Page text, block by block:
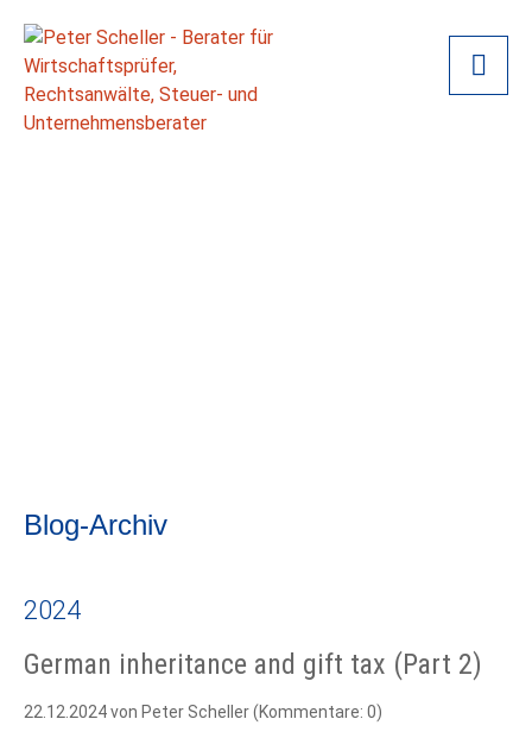
Blog-Archiv
2024
German inheritance and gift tax (Part 2)
22.12.2024von Peter Scheller (Kommentare: 0)